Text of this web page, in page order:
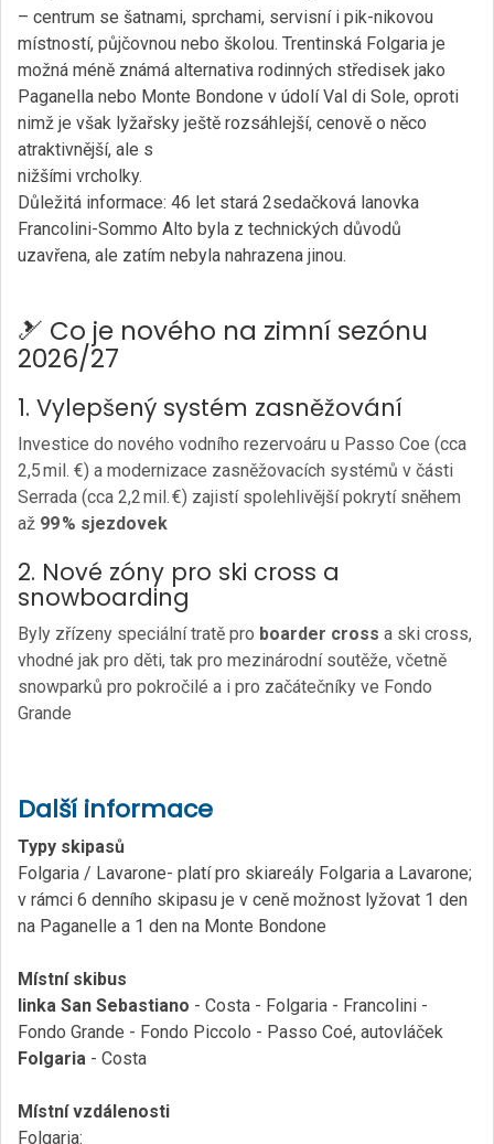
– centrum se šatnami, sprchami, servisní i pik-nikovou
místností, půjčovnou nebo školou. Trentinská Folgaria je
možná méně známá alternativa rodinných středisek jako
Paganella nebo Monte Bondone v údolí Val di Sole, oproti
nimž je však lyžařsky ještě rozsáhlejší, cenově o něco
atraktivnější, ale s
nižšími vrcholky.
Důležitá informace: 46 let stará 2sedačková lanovka
Francolini-Sommo Alto byla z technických důvodů
uzavřena, ale zatím nebyla nahrazena jinou.
🎿 Co je nového na zimní sezónu
2026/27
1. Vylepšený systém zasněžování
Investice do nového vodního rezervoáru u Passo Coe (cca
2,5 mil. €) a modernizace zasněžovacích systémů v části
Serrada (cca 2,2 mil. €) zajistí spolehlivější pokrytí sněhem
až 99 % sjezdovek
2. Nové zóny pro ski cross a
snowboarding
Byly zřízeny speciální tratě pro boarder cross a ski cross,
vhodné jak pro děti, tak pro mezinárodní soutěže, včetně
snowparků pro pokročilé a i pro začátečníky ve Fondo
Grande
Další informace
Typy skipasů
Folgaria / Lavarone- platí pro skiareály Folgaria a Lavarone;
v rámci 6 denního skipasu je v ceně možnost lyžovat 1 den
na Paganelle a 1 den na Monte Bondone
Místní skibus
linka San Sebastiano - Costa - Folgaria - Francolini -
Fondo Grande - Fondo Piccolo - Passo Coé, autovláček
Folgaria - Costa
Místní vzdálenosti
Folgaria: